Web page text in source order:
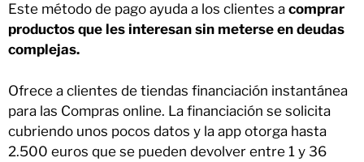
Este método de pago ayuda a los clientes a comprar
productos que les interesan sin meterse en deudas
complejas.
Ofrece a clientes de tiendas financiación instantánea
para las Compras online. La financiación se solicita
cubriendo unos pocos datos y la app otorga hasta
2.500 euros que se pueden devolver entre 1 y 36